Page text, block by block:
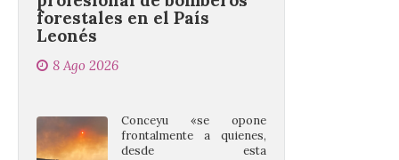
8 Ago 2026
“descomunidad”
antinatural, artificial e
híbrida de Castilla y León, niegan el